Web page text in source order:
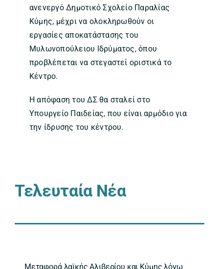
ανενεργό Δημοτικό Σχολείο Παραλίας
Κύμης, μέχρι να ολοκληρωθούν οι
εργασίες αποκατάστασης του
Μυλωνοπούλειου Ιδρύματος, όπου
προβλέπεται να στεγαστεί οριστικά το
Κέντρο.
Η απόφαση του ΔΣ θα σταλεί στο
Υπουργείο Παιδείας, που είναι αρμόδιο για
την ίδρυσης του κέντρου.
Τελευταία Νέα
Μεταφορά λαϊκής Αλιβερίου και Κύμης λόγω